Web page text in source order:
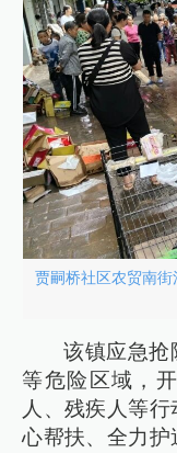
贾嗣桥社区农贸南
该镇应急抢
等危险区域，
人、残疾人等
心帮扶、全力